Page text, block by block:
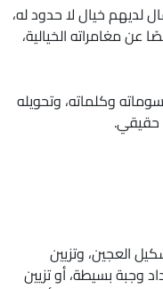
لديهم خيال لا حدود له،
عن مغامراته الخيالية،
وكلماته، وتحويله
حقيقي.
العجين، وتزيين
وجبة بسيطة، أو تزيين